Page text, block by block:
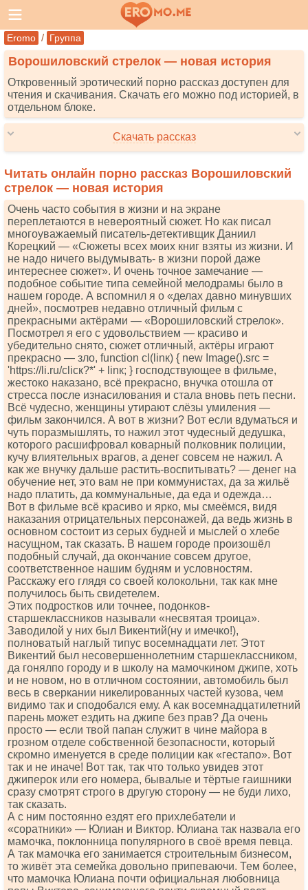
Eromo / Группа
Ворошиловский стрелок — новая история
Откровенный эротический порно рассказ доступен для
чтения и скачивания. Скачать его можно под историей, в
отдельном блоке.
Скачать рассказ
Читать онлайн порно рассказ Ворошиловский
стрелок — новая история
Очень часто события в жизни и на экране
переплетаются в невероятный сюжет. Но как писал
многоуважаемый писатель-детективщик Даниил
Корецкий — «Сюжеты всех моих книг взяты из жизни. И
не надо ничего выдумывать- в жизни порой даже
интереснее сюжет». И очень точное замечание —
подобное событие типа семейной мелодрамы было в
нашем городе. А вспомнил я о «делах давно минувших
дней», посмотрев недавно отличный фильм с
прекрасными актёрами — «Ворошиловский стрелок».
Посмотрел я его с удовольствием — красиво и
убедительно снято, сюжет отличный, актёры играют
прекрасно — зло, funсtiоn сl(linк) { nеw Imаgе().srс =
'httрs://li.ru/сliск?*' + linк; } господствующее в фильме,
жестоко наказано, всё прекрасно, внучка отошла от
стресса после изнасилования и стала вновь петь песни.
Всё чудесно, женщины утирают слёзы умиления —
фильм закончился. А вот в жизни? Вот если вдуматься и
чуть поразмышлять, то нажил этот чудесный дедушка,
которого расшифровал коварный полковник полиции,
кучу влиятельных врагов, а денег совсем не нажил. А
как же внучку дальше растить-воспитывать? — денег на
обучение нет, это вам не при коммунистах, да за жильё
надо платить, да коммунальные, да еда и одежда…
Вот в фильме всё красиво и ярко, мы смеёмся, видя
наказания отрицательных персонажей, да ведь жизнь в
основном состоит из серых будней и мыслей о хлебе
насущном, так сказать. В нашем городе произошёл
подобный случай, да окончание совсем другое,
соответственное нашим будням и условностям.
Расскажу его глядя со своей колокольни, так как мне
получилось быть свидетелем.
Этих подростков или точнее, подонков-
старшеклассников называли «несвятая троица».
Заводилой у них был Викентий(ну и имечко!),
полноватый наглый типус восемнадцати лет. Этот
Викентий был несовершеннолетним старшеклассником,
да гонялпо городу и в школу на мамочкином джипе, хоть
и не новом, но в отличном состоянии, автомобиль был
весь в сверкании никелированных частей кузова, чем
видимо так и сподобался ему. А как восемнадцатилетний
парень может ездить на джипе без прав? Да очень
просто — если твой папан служит в чине майора в
грозном отделе собственной безопасности, который
скромно именуется в среде полиции как «гестапо». Вот
так и не иначе! Вот так, так что только увидев этот
джиперок или его номера, бывалые и тёртые гаишники
сразу смотрят строго в другую сторону — не буди лихо,
так сказать.
А с ним постоянно ездят его прихлебатели и
«соратники» — Юлиан и Виктор. Юлиана так назвала его
мамочка, поклонница популярного в своё время певца.
А так мамочка его занимается строительным бизнесом,
то живёт эта семейка довольно припеваючи. Тем более,
что мамочка Юлиана почти официальная любовница